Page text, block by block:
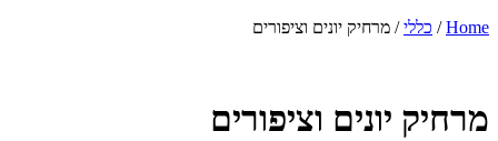
Home
/ כללי/ מרחיק יונים וציפורים
מרחיק יונים וציפורים